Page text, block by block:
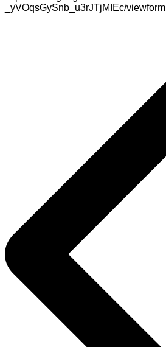
_yVOqsGySnb_u3rJTjMIEc/viewform